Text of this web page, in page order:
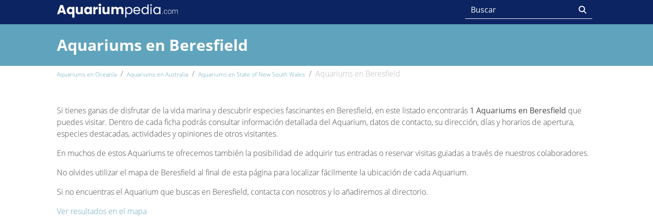
Aquariums en Beresfield
Aquariums en Oceanía Aquariums en Australia Aquariums en State of New South Wales Aquariums en Beresfield
Si tienes ganas de disfrutar de la vida marina y descubrir especies fascinantes en Beresfield, en este listado encontrarás 1 Aquariums en Beresfield que
puedes visitar. Dentro de cada ficha podrás consultar información detallada del Aquarium, datos de contacto, su dirección, días y horarios de apertura,
especies destacadas, actividades y opiniones de otros visitantes.
En muchos de estos Aquariums te ofrecemos también la posibilidad de adquirir tus entradas o reservar visitas guiadas a través de nuestros colaboradores.
No olvides utilizar el mapa de Beresfield al final de esta página para localizar fácilmente la ubicación de cada Aquarium.
Si no encuentras el Aquarium que buscas en Beresfield, contacta con nosotros y lo añadiremos al directorio.
Ver resultados en el mapa